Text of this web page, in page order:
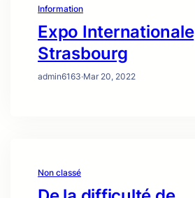
Information
Expo Internationale
Strasbourg
admin6163·Mar 20, 2022
Non classé